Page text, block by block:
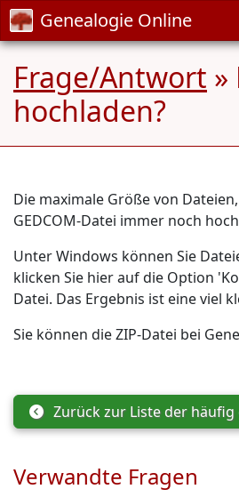
Genealogie Online
Frage/Antwort »
hochladen?
Die maximale Größe von
GEDCOM-Datei immer noch
Unter Windows können Sie
klicken Sie hier auf die Option
Datei. Das Ergebnis ist eine viel
Sie können die ZIP-Datei bei
Zurück zur Liste der
Verwandte Fragen